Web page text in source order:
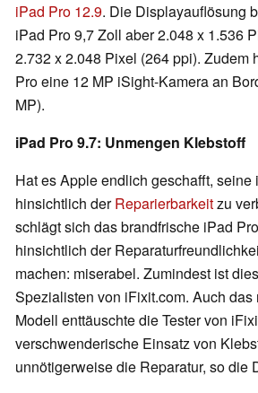
iPad Pro 12.9. Die Displayauflösung
iPad Pro 9,7 Zoll aber 2.048 x 1.536
2.732 x 2.048 Pixel (264 ppi). Zudem
Pro eine 12 MP iSight-Kamera an
MP).
iPad Pro 9.7: Unmengen Klebstoff
Hat es Apple endlich geschafft, seine
hinsichtlich derReparierbarkeitzu
schlägt sich das brandfrische iPad
hinsichtlich der
machen: miserabel. Zumindest ist
Spezialisten von iFixit.com. Auch das
Modell enttäuschte die Tester von
verschwenderische Einsatz von
unnötigerweise die Reparatur, so die